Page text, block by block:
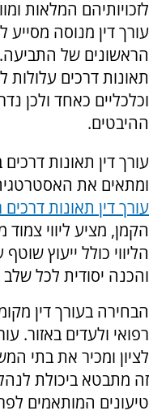
לזכויותיהם המלאות
עורך דין מנוסה מסייע
הראשונים של התביעה.
תאונות דרכים עלולות
וכלכליים כאחד ולכן
ההיבטים.
עורך דין תאונות
ומתאים את
עורך דין תאונות דרכים
הקמן, מציע ליווי
הליווי כולל ייעוץ
והכנה יסודית לכל
הבחירה בעורך דין
רפואי ולעדים באזור.
לציון ומכיר את בתי
זה מתבטא ביכולת
טיעונים המותאמים